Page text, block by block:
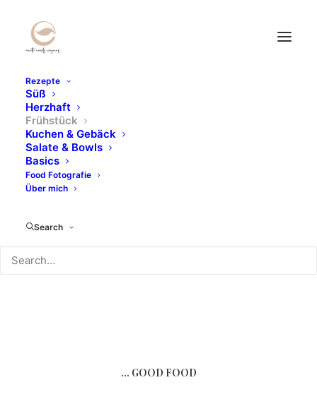
Rezepte
Süß
Herzhaft
Frühstück
Kuchen & Gebäck
Salate & Bowls
Basics
Food Fotografie
Über mich
Search
... GOOD FOOD